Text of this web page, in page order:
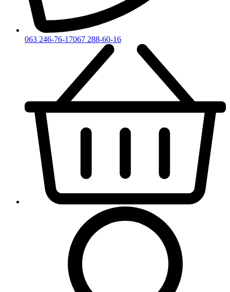
063 246-76-17067 288-60-16